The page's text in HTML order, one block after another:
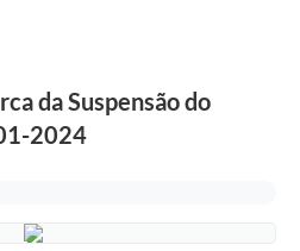
da Suspensão do
2024